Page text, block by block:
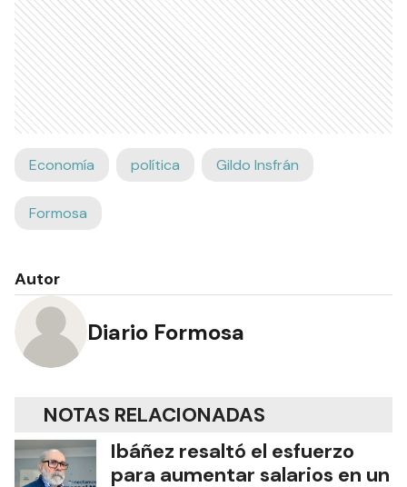
Economía política Gildo Insfrán
Formosa
Autor
Diario Formosa
NOTAS RELACIONADAS
Ibáñez resaltó el esfuerzo
para aumentar salarios en un